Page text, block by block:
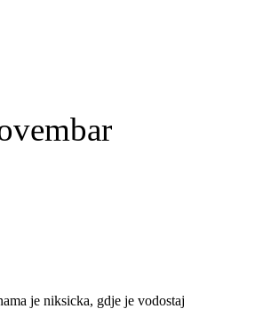
je niksicka, gdje je vodostaj